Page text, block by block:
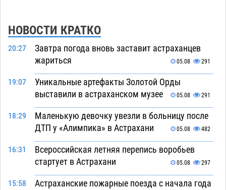
НОВОСТИ КРАТКО
20:27
Завтра погода вновь заставит астраханцев
жариться
05.08 291
19:07
Уникальные артефакты Золотой Орды
выставили в астраханском музее
05.08 291
18:29
Маленькую девочку увезли в больницу после
ДТП у «Алимпика» в Астрахани
05.08 482
16:31
Всероссийская летняя перепись воробьев
стартует в Астрахани
05.08 297
15:58
Астраханские пожарные поезда с начала года